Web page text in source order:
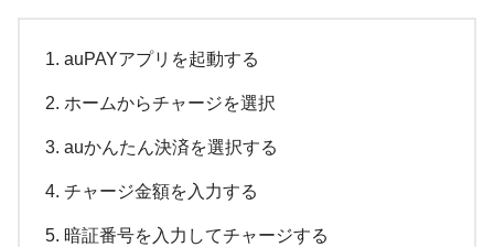
auPAYアプリを起動する
ホームからチャージを選択
auかんたん決済を選択する
チャージ金額を入力する
暗証番号を入力してチャージする